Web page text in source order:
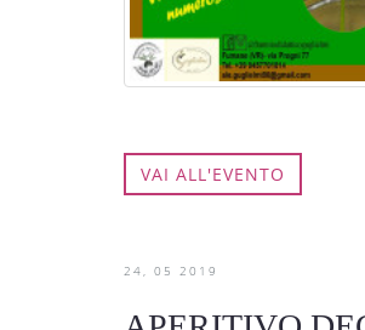
VAI ALL'EVENTO
24 05 2019